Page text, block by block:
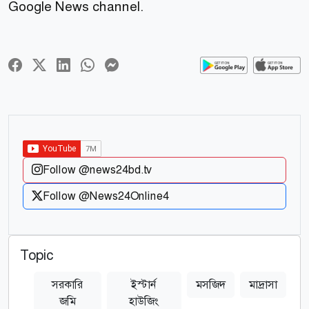
Google News channel.
Follow @news24bd.tv
Follow @News24Online4
Topic
সরকারি
জমি
ইস্টার্ন
হাউজিং
মসজিদ মাদ্রাসা